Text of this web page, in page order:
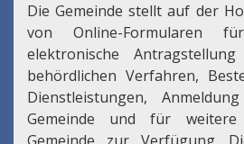
Die Gemeinde stellt auf der
von Online-Formularen
elektronische
behördlichen Verfahren,
Dienstleistungen,
Gemeinde und für